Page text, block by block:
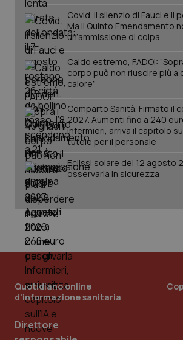
Covid. Il silenzio di Fauci e il
Ma il Quinto Emendamento
un’ammissione di colpa
Caldo estremo, FADOI:
corpo può non riuscire più a
calore”
Comparto Sanità. Firmato il
2027. Aumenti fino a 240
infermieri, arriva il capitolo
tutele per il personale
Eclissi solare del 12 agosto
osservarla in sicurezza
Quotidiano online
d'informazione sanitaria
Direttore
_ga
PHPSESSID